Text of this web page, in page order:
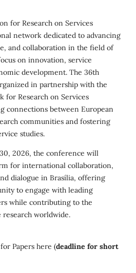
for Research on Services
network dedicated to advancing
and collaboration in the field of
on innovation, service
development. The 36th
in partnership with the
for Research on Services
connections between European
communities and fostering
studies.
2026, the conference will
for international collaboration,
dialogue in Brasília, offering
to engage with leading
while contributing to the
research worldwide.
Papers here (deadline for short